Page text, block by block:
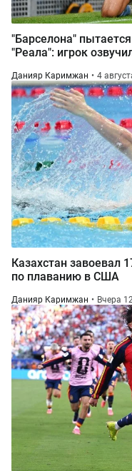
"Барселона"
"Реала": игрок
Данияр Каримжан 4
Казахстан завоевал
по плаванию в США
Данияр Каримжан Вчера